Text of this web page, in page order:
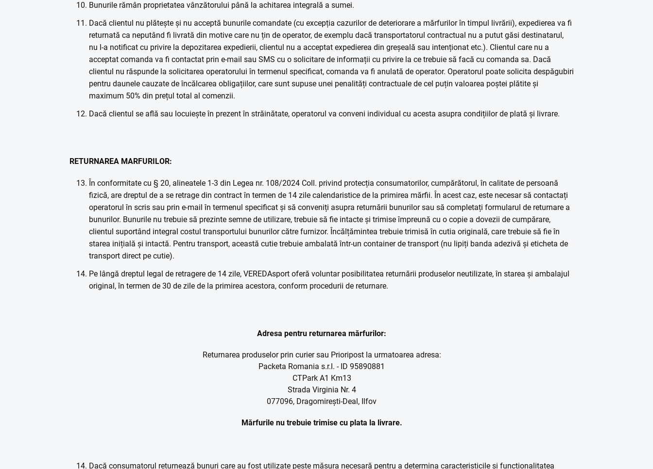
Bunurile rămân proprietatea vânzătorului până la achitarea integrală a sumei.
Dacă clientul nu plătește și nu acceptă bunurile comandate (cu excepția cazurilor de deteriorare a mărfurilor în timpul livrării), expedierea va fi
returnată ca neputând fi livrată din motive care nu țin de operator, de exemplu dacă transportatorul contractual nu a putut găsi destinatarul,
nu l-a notificat cu privire la depozitarea expedierii, clientul nu a acceptat expedierea din greșeală sau intenționat etc.). Clientul care nu a
acceptat comanda va fi contactat prin e-mail sau SMS cu o solicitare de informații cu privire la ce trebuie să facă cu comanda sa. Dacă
clientul nu răspunde la solicitarea operatorului în termenul specificat, comanda va fi anulată de operator. Operatorul poate solicita despăgubiri
pentru daunele cauzate de încălcarea obligațiilor, care sunt supuse unei penalități contractuale de cel puțin valoarea poștei plătite și
maximum 50% din prețul total al comenzii.
Dacă clientul se află sau locuiește în prezent în străinătate, operatorul va conveni individual cu acesta asupra condițiilor de plată și livrare.
RETURNAREA MARFURILOR:
În conformitate cu § 20, alineatele 1-3 din Legea nr. 108/2024 Coll. privind protecția consumatorilor, cumpărătorul, în calitate de persoană
fizică, are dreptul de a se retrage din contract în termen de 14 zile calendaristice de la primirea mărfii. În acest caz, este necesar să contactați
operatorul în scris sau prin e-mail în termenul specificat și să conveniți asupra returnării bunurilor sau să completați formularul de returnare a
bunurilor. Bunurile nu trebuie să prezinte semne de utilizare, trebuie să fie intacte și trimise împreună cu o copie a dovezii de cumpărare,
clientul suportând integral costul transportului bunurilor către furnizor. Încălțămintea trebuie trimisă în cutia originală, care trebuie să fie în
starea inițială și intactă. Pentru transport, această cutie trebuie ambalată într-un container de transport (nu lipiți banda adezivă și eticheta de
transport direct pe cutie).
Pe lângă dreptul legal de retragere de 14 zile, VEREDAsport oferă voluntar posibilitatea returnării produselor neutilizate, în starea și ambalajul
original, în termen de 30 de zile de la primirea acestora, conform procedurii de returnare.
Adresa pentru returnarea mărfurilor:
Returnarea produselor prin curier sau Prioripost la urmatoarea adresa:
Packeta Romania s.r.l. - ID 95890881
CTPark A1 Km13
Strada Virginia Nr. 4
077096, Dragomirești-Deal, Ilfov
Mărfurile nu trebuie trimise cu plata la livrare.
Dacă consumatorul returnează bunuri care au fost utilizate peste măsura necesară pentru a determina caracteristicile și funcționalitatea